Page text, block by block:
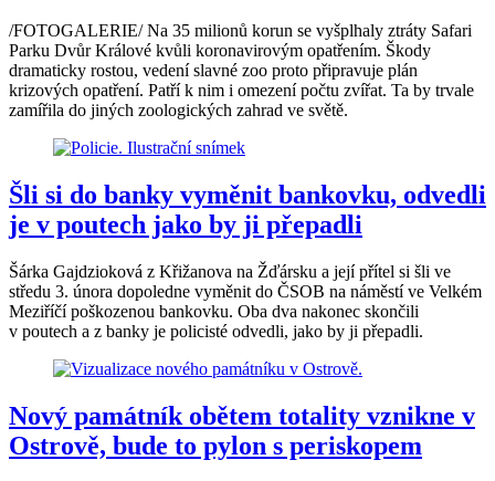
/FOTOGALERIE/ Na 35 milionů korun se vyšplhaly ztráty Safari
Parku Dvůr Králové kvůli koronavirovým opatřením. Škody
dramaticky rostou, vedení slavné zoo proto připravuje plán
krizových opatření. Patří k nim i omezení počtu zvířat. Ta by trvale
zamířila do jiných zoologických zahrad ve světě.
Šli si do banky vyměnit bankovku, odvedli
je v poutech jako by ji přepadli
Šárka Gajdzioková z Křižanova na Žďársku a její přítel si šli ve
středu 3. února dopoledne vyměnit do ČSOB na náměstí ve Velkém
Meziříčí poškozenou bankovku. Oba dva nakonec skončili
v poutech a z banky je policisté odvedli, jako by ji přepadli.
Nový památník obětem totality vznikne v
Ostrově, bude to pylon s periskopem